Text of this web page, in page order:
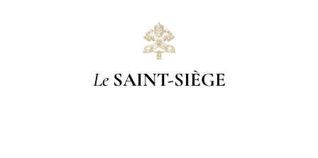
Le SAINT-SIÈGE